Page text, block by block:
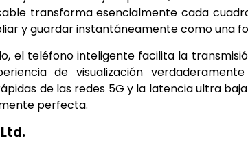
transforma esencialmente cada
y guardar instantáneamente como una
el teléfono inteligente facilita la
de visualización
de las redes 5G y la latencia ultra
perfecta.